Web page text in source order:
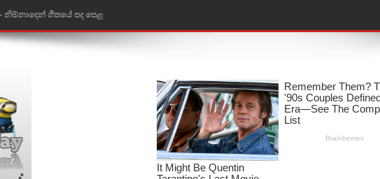
Lyrics - ඔබමයි මගේ ආදරේ ගීතයේ පද පෙළ
- පන්සල් ගිහිං ගීතයේ පද පෙළ
ගීතයේ පද පෙළ
- ඩියර් ගෝඩ් ගීතයේ පද පෙළ
Lyrics - මනමාල කතා ගීතයේ පද පෙළ
Boy | 2026 football world cup song lyrics